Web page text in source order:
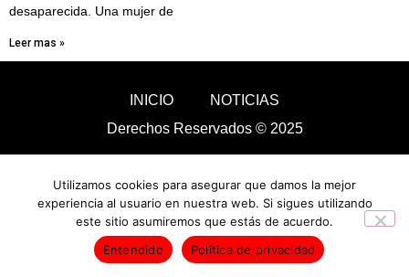
desaparecida. Una mujer de
Leer mas »
INICIO
NOTICIAS
Derechos Reservados © 2025
Utilizamos cookies para asegurar que damos la mejor
experiencia al usuario en nuestra web. Si sigues utilizando
este sitio asumiremos que estás de acuerdo.
Entendido
Política de privacidad